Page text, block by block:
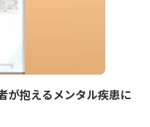
が抱えるメンタル疾患に